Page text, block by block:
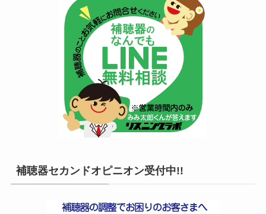
補聴器セカンドオピニオン受付中!!